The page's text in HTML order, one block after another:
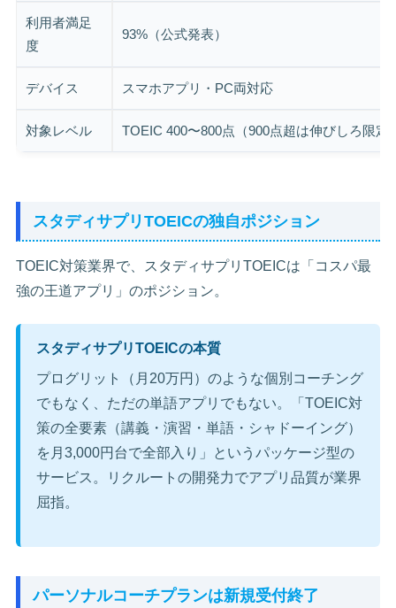
利用者満足
度
93%（公式発表）
デバイス スマホアプリ・PC両対応
対象レベル TOEIC 400〜800点（900点超は伸びしろ限定
スタディサプリTOEICの独自ポジション
TOEIC対策業界で、スタディサプリTOEICは「コスパ最
強の王道アプリ」のポジション。
スタディサプリTOEICの本質
プログリット（月20万円）のような個別コーチング
でもなく、ただの単語アプリでもない。「TOEIC対
策の全要素（講義・演習・単語・シャドーイング）
を月3,000円台で全部入り」というパッケージ型の
サービス。リクルートの開発力でアプリ品質が業界
屈指。
パーソナルコーチプランは新規受付終了